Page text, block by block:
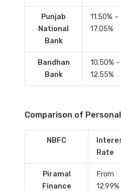
Punjab
National
Bank
11.50% –
17.05%
Bandhan
Bank
10.50% –
12.55%
Comparison of
NBFC
Rate
Piramal
Finance
From
12.99%